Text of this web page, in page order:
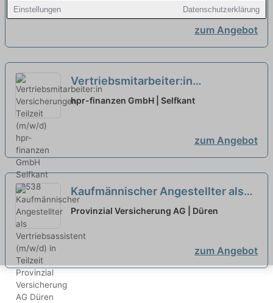
Einstellungen Datenschutzerklärung
zum Angebot
Vertriebsmitarbeiter:in
Versicherungen Teilzeit (m/w/d)
hpr-finanzen GmbH | Selfkant
zum Angebot
Kaufmännischer Angestellter als
Vertriebsassistent (m/w/d) in
Provinzial Versicherung AG | Düren
zum Angebot